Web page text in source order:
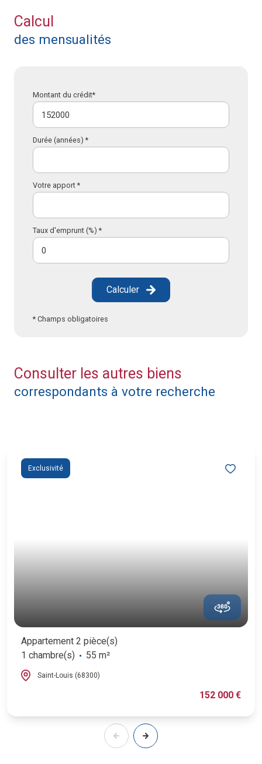
Calcul
des mensualités
Montant du crédit*
Durée (années) *
Votre apport *
Taux d'emprunt (%) *
Calculer
* Champs obligatoires
Consulter les autres biens
correspondants à votre recherche
Exclusivité
Appartement 2 pièce(s)
1 chambre(s)
55 m²
Saint-Louis (68300)
152 000 €